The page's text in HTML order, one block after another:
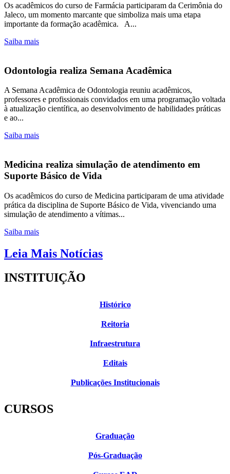
Os acadêmicos do curso de Farmácia participaram da Cerimônia do
Jaleco, um momento marcante que simboliza mais uma etapa
importante da formação acadêmica. A...
Saiba mais
Odontologia realiza Semana Acadêmica
A Semana Acadêmica de Odontologia reuniu acadêmicos,
professores e profissionais convidados em uma programação voltada
à atualização científica, ao desenvolvimento de habilidades práticas
e ao...
Saiba mais
Medicina realiza simulação de atendimento em
Suporte Básico de Vida
Os acadêmicos do curso de Medicina participaram de uma atividade
prática da disciplina de Suporte Básico de Vida, vivenciando uma
simulação de atendimento a vítimas...
Saiba mais
Leia Mais Notícias
INSTITUIÇÃO
Histórico
Reitoria
Infraestrutura
Editais
Publicações Institucionais
CURSOS
Graduação
Pós-Graduação